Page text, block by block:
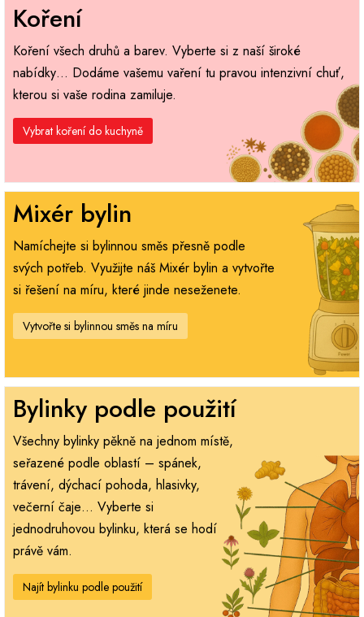
Koření
Koření všech druhů a barev. Vyberte si z naší široké
nabídky… Dodáme vašemu vaření tu pravou intenzivní chuť,
kterou si vaše rodina zamiluje.
Vybrat koření do kuchyně
Mixér bylin
Namíchejte si bylinnou směs přesně podle
svých potřeb. Využijte náš Mixér bylin a vytvořte
si řešení na míru, které jinde neseženete.
Vytvořte si bylinnou směs na míru
Bylinky podle použití
Všechny bylinky pěkně na jednom místě,
seřazené podle oblastí – spánek,
trávení, dýchací pohoda, hlasivky,
večerní čaje… Vyberte si
jednodruhovou bylinku, která se hodí
právě vám.
Najít bylinku podle použití